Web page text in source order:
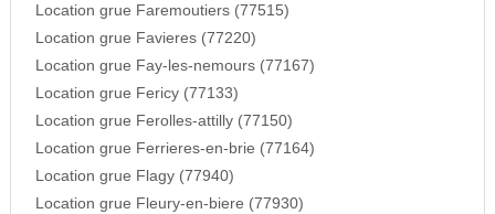
Location grue Faremoutiers (77515)
Location grue Favieres (77220)
Location grue Fay-les-nemours (77167)
Location grue Fericy (77133)
Location grue Ferolles-attilly (77150)
Location grue Ferrieres-en-brie (77164)
Location grue Flagy (77940)
Location grue Fleury-en-biere (77930)